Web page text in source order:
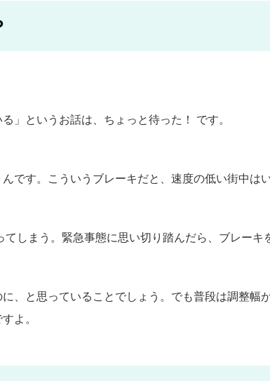
」というお話は、ちょっと待った！ です。
です。こういうブレーキだと、速度の低い街中は
しまう。緊急事態に思い切り踏んだら、ブレーキ
、と思っていることでしょう。でも普段は調整幅
よ。